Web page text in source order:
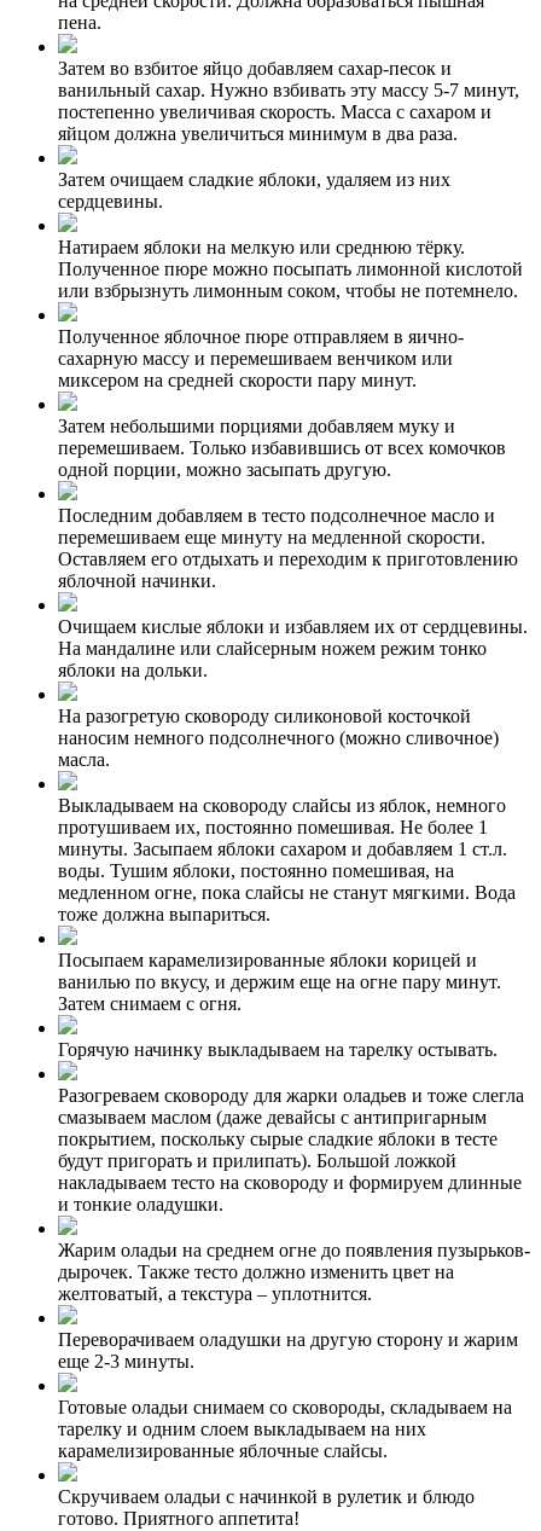
пена.
Затем во взбитое яйцо добавляем сахар-песок и
ванильный сахар. Нужно взбивать эту массу 5-7 минут,
постепенно увеличивая скорость. Масса с сахаром и
яйцом должна увеличиться минимум в два раза.
Затем очищаем сладкие яблоки, удаляем из них
сердцевины.
Натираем яблоки на мелкую или среднюю тёрку.
Полученное пюре можно посыпать лимонной кислотой
или взбрызнуть лимонным соком, чтобы не потемнело.
Полученное яблочное пюре отправляем в яично-
сахарную массу и перемешиваем венчиком или
миксером на средней скорости пару минут.
Затем небольшими порциями добавляем муку и
перемешиваем. Только избавившись от всех комочков
одной порции, можно засыпать другую.
Последним добавляем в тесто подсолнечное масло и
перемешиваем еще минуту на медленной скорости.
Оставляем его отдыхать и переходим к приготовлению
яблочной начинки.
Очищаем кислые яблоки и избавляем их от сердцевины.
На мандалине или слайсерным ножем режим тонко
яблоки на дольки.
На разогретую сковороду силиконовой косточкой
наносим немного подсолнечного (можно сливочное)
масла.
Выкладываем на сковороду слайсы из яблок, немного
протушиваем их, постоянно помешивая. Не более 1
минуты. Засыпаем яблоки сахаром и добавляем 1 ст.л.
воды. Тушим яблоки, постоянно помешивая, на
медленном огне, пока слайсы не станут мягкими. Вода
тоже должна выпариться.
Посыпаем карамелизированные яблоки корицей и
ванилью по вкусу, и держим еще на огне пару минут.
Затем снимаем с огня.
Горячую начинку выкладываем на тарелку остывать.
Разогреваем сковороду для жарки оладьев и тоже слегла
смазываем маслом (даже девайсы с антипригарным
покрытием, поскольку сырые сладкие яблоки в тесте
будут пригорать и прилипать). Большой ложкой
накладываем тесто на сковороду и формируем длинные
и тонкие оладушки.
Жарим оладьи на среднем огне до появления пузырьков-
дырочек. Также тесто должно изменить цвет на
желтоватый, а текстура – уплотнится.
Переворачиваем оладушки на другую сторону и жарим
еще 2-3 минуты.
Готовые оладьи снимаем со сковороды, складываем на
тарелку и одним слоем выкладываем на них
карамелизированные яблочные слайсы.
Скручиваем оладьи с начинкой в рулетик и блюдо
готово. Приятного аппетита!